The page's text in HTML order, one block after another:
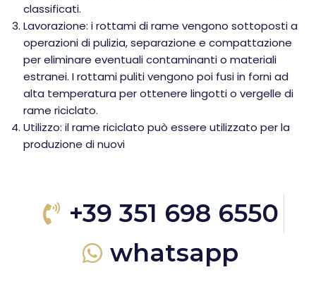
classificati.
Lavorazione: i rottami di rame vengono sottoposti a
operazioni di pulizia, separazione e compattazione
per eliminare eventuali contaminanti o materiali
estranei. I rottami puliti vengono poi fusi in forni ad
alta temperatura per ottenere lingotti o vergelle di
rame riciclato.
Utilizzo: il rame riciclato può essere utilizzato per la
produzione di nuovi
+39 351 698 6550
whatsapp